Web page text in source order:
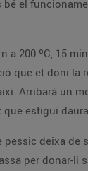
el
a 200 ºC, 15
que et doni
Arribarà un
que estigui
deixa
per donar-li